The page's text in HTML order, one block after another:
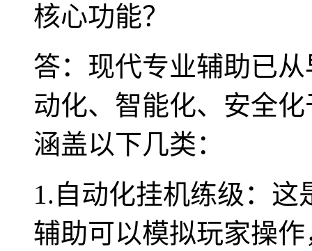
核心功能？
答：现代专业辅助已
动化、智能化、安全
涵盖以下几类：
1.自动化挂机练级：
辅助可以模拟玩家操